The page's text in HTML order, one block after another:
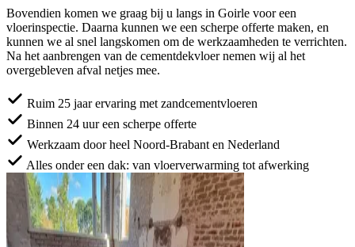
Bovendien komen we graag bij u langs in Goirle voor een
vloerinspectie. Daarna kunnen we een scherpe offerte maken, en
kunnen we al snel langskomen om de werkzaamheden te verrichten.
Na het aanbrengen van de cementdekvloer nemen wij al het
overgebleven afval netjes mee.
Ruim 25 jaar ervaring met zandcementvloeren
Binnen 24 uur een scherpe offerte
Werkzaam door heel Noord-Brabant en Nederland
Alles onder een dak: van vloerverwarming tot afwerking